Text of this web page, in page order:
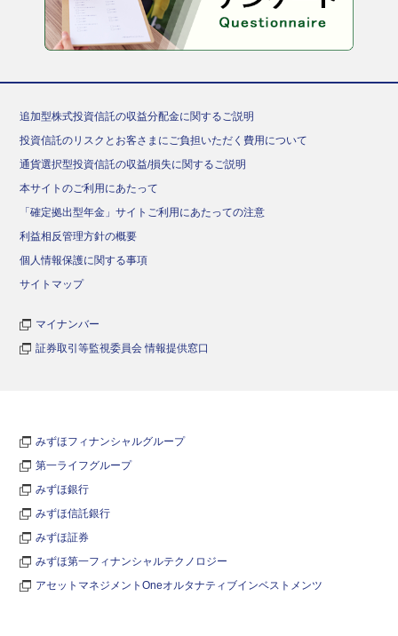
追加型株式投資信託の収益分配金に関するご説明
投資信託のリスクとお客さまにご負担いただく費用について
通貨選択型投資信託の収益/損失に関するご説明
本サイトのご利用にあたって
「確定拠出型年金」サイトご利用にあたっての注意
利益相反管理方針の概要
個人情報保護に関する事項
サイトマップ
マイナンバー
証券取引等監視委員会 情報提供窓口
みずほフィナンシャルグループ
第一ライフグループ
みずほ銀行
みずほ信託銀行
みずほ証券
みずほ第一フィナンシャルテクノロジー
アセットマネジメントOneオルタナティブインベストメンツ